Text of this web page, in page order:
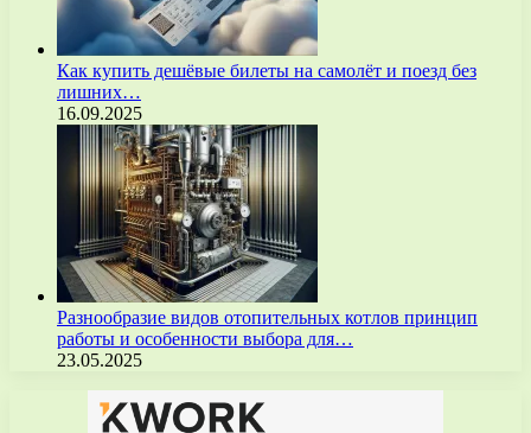
Как купить дешёвые билеты на самолёт и поезд без
лишних…
16.09.2025
Разнообразие видов отопительных котлов принцип
работы и особенности выбора для…
23.05.2025